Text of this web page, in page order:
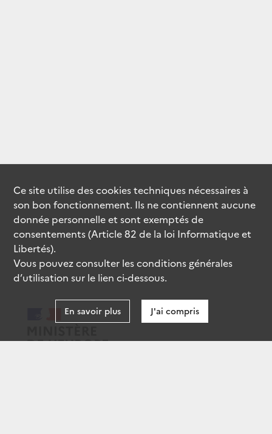
Ce site utilise descookiestechniques nécessaires à
son bon fonctionnement. Ils ne contiennent aucune
donnée personnelle et sont exemptés de
consentements (Article 82 de la loi Informatique et
Libertés).
Vous pouvez consulter les conditions générales
d’utilisation sur le lien ci-dessous.
En savoir plus J'ai compris